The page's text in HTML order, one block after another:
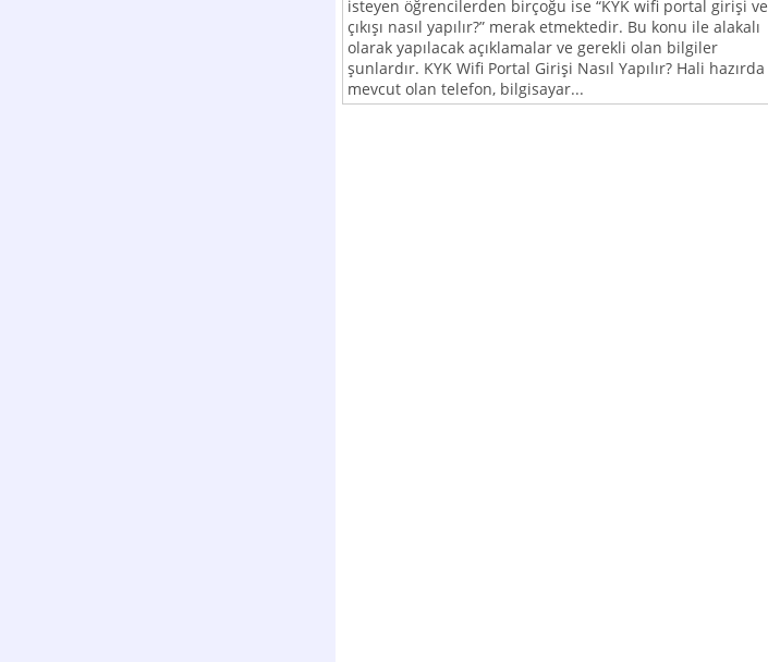
isteyen öğrencilerden birçoğu ise “KYK wifi portal girişi ve
çıkışı nasıl yapılır?” merak etmektedir. Bu konu ile alakalı
olarak yapılacak açıklamalar ve gerekli olan bilgiler
şunlardır. KYK Wifi Portal Girişi Nasıl Yapılır? Hali hazırda
mevcut olan telefon, bilgisayar...